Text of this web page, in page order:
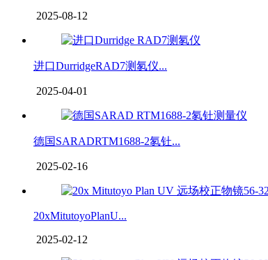
2025-08-12
进口DurridgeRAD7测氡仪...
2025-04-01
德国SARADRTM1688-2氡钍...
2025-02-16
20xMitutoyoPlanU...
2025-02-12